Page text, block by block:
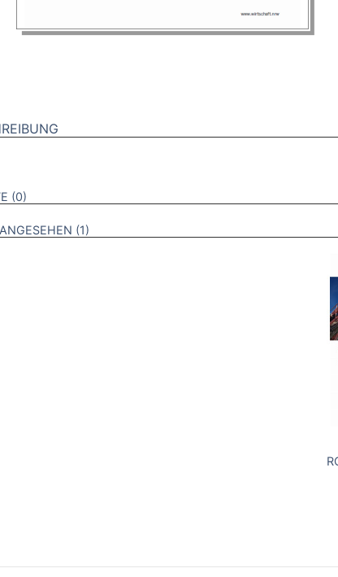
AUF VERMERKTE- ODER ZULETZT ANGESEHENE
0
1